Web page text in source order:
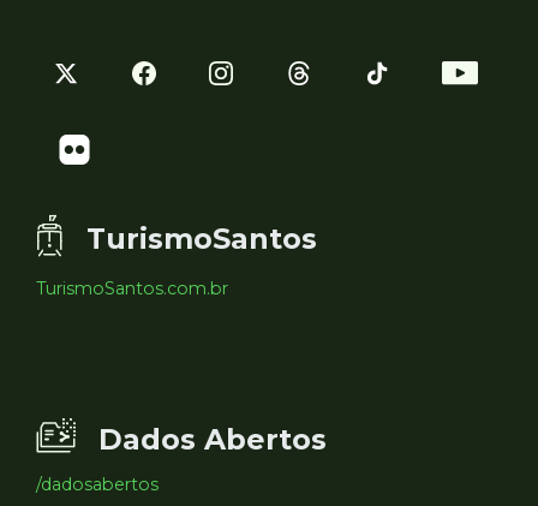
TurismoSantos
TurismoSantos.com.br
Dados Abertos
/dadosabertos